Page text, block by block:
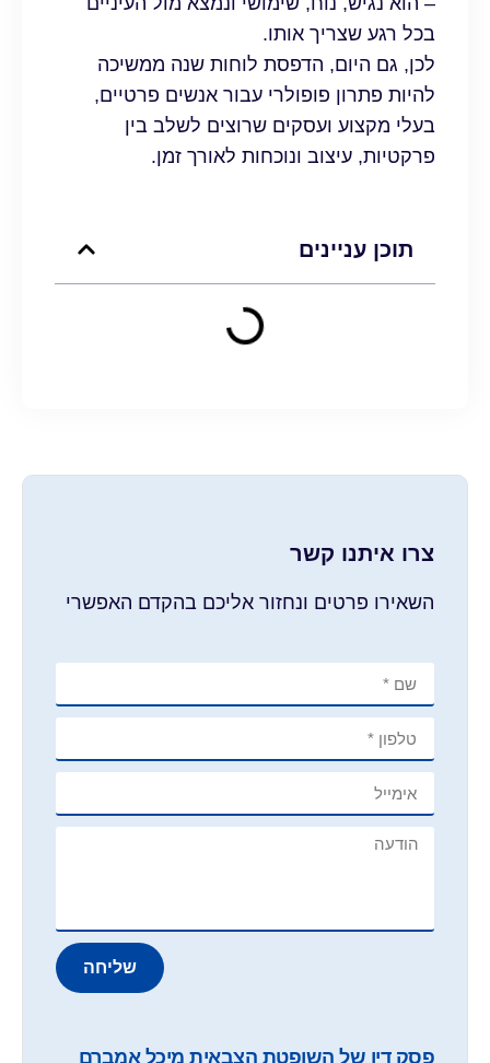
בכל רגע שצריך אותו.
לכן, גם היום, הדפסת לוחות שנה ממשיכה
להיות פתרון פופולרי עבור אנשים פרטיים,
בעלי מקצוע ועסקים שרוצים לשלב בין
פרקטיות, עיצוב ונוכחות לאורך זמן.
תוכן עניינים
צרו איתנו קשר
השאירו פרטים ונחזור אליכם בהקדם האפשרי
שליחה
פסק דין של השופטת הצבאית מיכל אמברם